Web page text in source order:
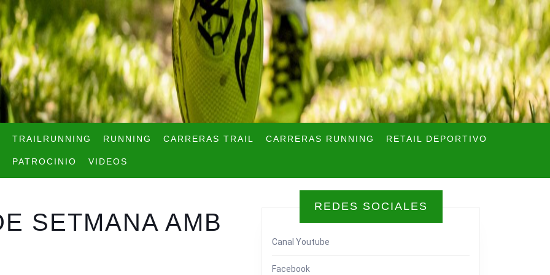
TRAILRUNNING RUNNING CARRERAS TRAIL CARRERAS RUNNING RETAIL DEPORTIVO
PATROCINIO VIDEOS
SETMANA AMB
REDES SOCIALES
Canal Youtube
Facebook